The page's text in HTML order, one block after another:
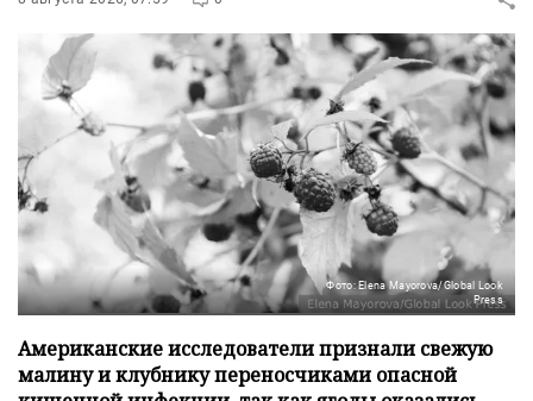
Фото: Elena Mayorova/Global Look
Press
Американские исследователи признали свежую
малину и клубнику переносчиками опасной